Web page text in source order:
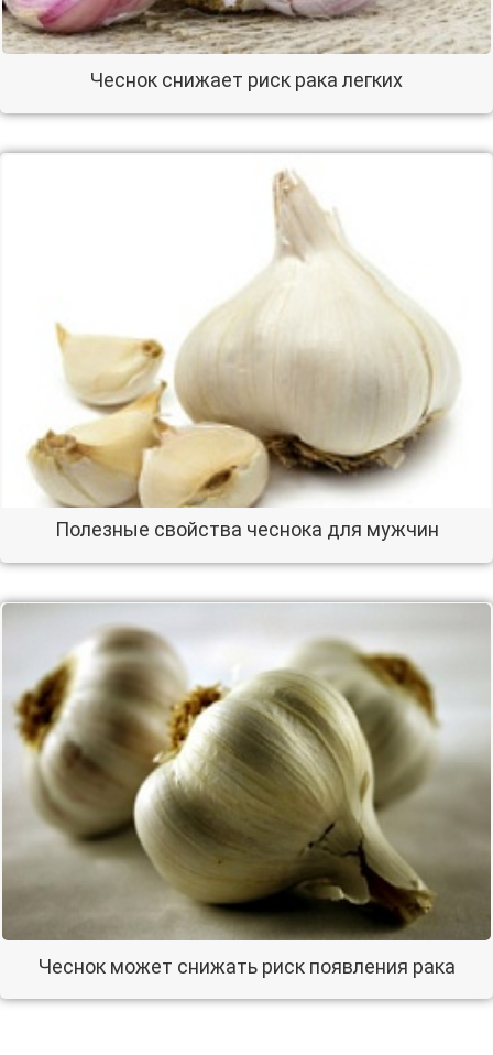
Чеснок снижает риск рака легких
Полезные свойства чеснока для мужчин
Чеснок может снижать риск появления рака